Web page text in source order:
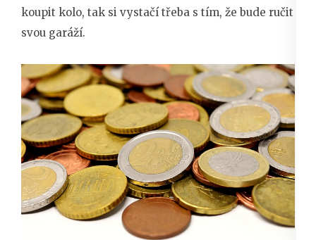
koupit kolo, tak si vystačí třeba s tím, že bude ručit
svou garáží.